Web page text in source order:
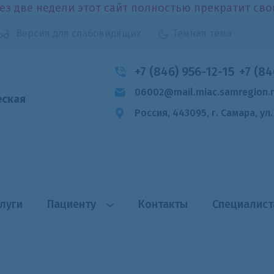
две недели этот сайт полностью прекратит
+7 (846) 956-12-15 +7
Россия, 443095, г. Самара,
Пациенту Контакты